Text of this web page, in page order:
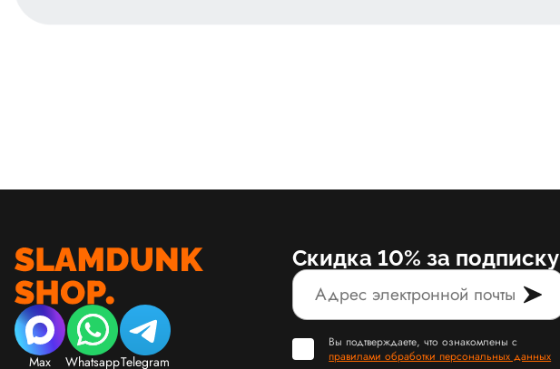
Max WhatsappTelegram
Скидка 10% за подписку
Вы подтверждаете, что ознакомлены с
правилами обработки персональных данных